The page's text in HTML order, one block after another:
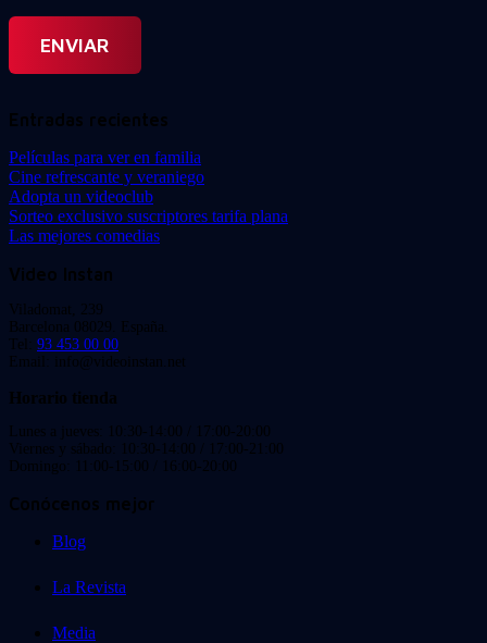
Entradas recientes
Películas para ver en familia
Cine refrescante y veraniego
Adopta un videoclub
Sorteo exclusivo suscriptores tarifa plana
Las mejores comedias
Video Instan
Viladomat, 239
Barcelona 08029. España.
Tel: 93 453 00 00
Email: info@videoinstan.net
Horario tienda
Lunes a jueves: 10:30-14:00 / 17:00-20:00
Viernes y sábado: 10:30-14:00 / 17:00-21:00
Domingo: 11:00-15:00 / 16:00-20:00
Conócenos mejor
Blog
La Revista
Media